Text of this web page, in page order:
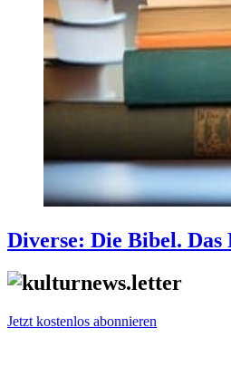
Diverse: Die Bibel.
Jetzt kostenlos abonnieren